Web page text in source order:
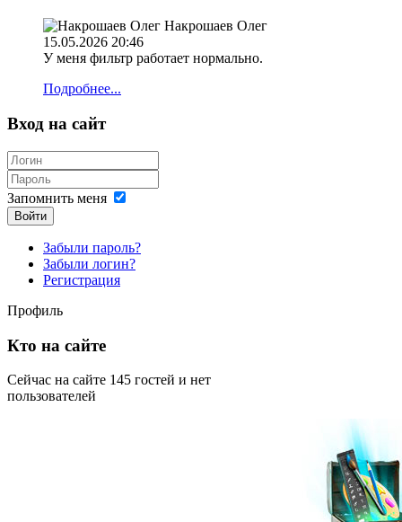
Накрошаев Олег
15.05.2026 20:46
У меня фильтр работает нормально.
Подробнее...
Вход на сайт
Запомнить меня
Войти
Забыли пароль?
Забыли логин?
Регистрация
Профиль
Кто на сайте
Сейчас на сайте 145 гостей и нет
пользователей